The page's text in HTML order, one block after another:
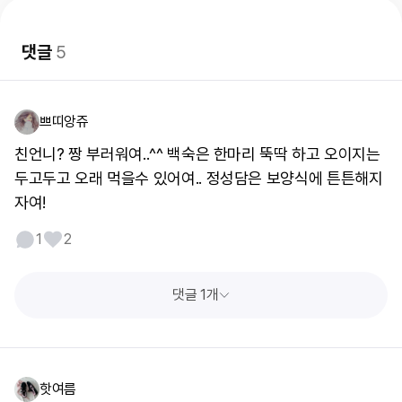
댓글5
쁘띠앙쥬
친언니? 짱 부러워여..^^ 백숙은 한마리 뚝딱 하고 오이지는
두고두고 오래 먹을수 있어여.. 정성담은 보양식에 튼튼해지
자여!
1 2
댓글 1개
핫여름